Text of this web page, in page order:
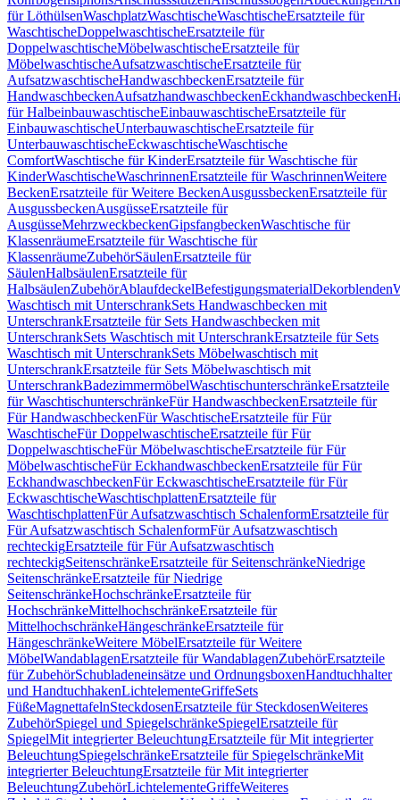
für LöthülsenWaschplatzWaschtischeWaschtischeErsatzteile für
WaschtischeDoppelwaschtischeErsatzteile für
DoppelwaschtischeMöbelwaschtischeErsatzteile für
MöbelwaschtischeAufsatzwaschtischeErsatzteile für
AufsatzwaschtischeHandwaschbeckenErsatzteile für
HandwaschbeckenAufsatzhandwaschbeckenEckhandwaschbecken
für HalbeinbauwaschtischeEinbauwaschtischeErsatzteile für
EinbauwaschtischeUnterbauwaschtischeErsatzteile für
UnterbauwaschtischeEckwaschtischeWaschtische
ComfortWaschtische für KinderErsatzteile für Waschtische für
KinderWaschtischeWaschrinnenErsatzteile für WaschrinnenWeitere
BeckenErsatzteile für Weitere BeckenAusgussbeckenErsatzteile für
AusgussbeckenAusgüsseErsatzteile für
AusgüsseMehrzweckbeckenGipsfangbeckenWaschtische für
KlassenräumeErsatzteile für Waschtische für
KlassenräumeZubehörSäulenErsatzteile für
SäulenHalbsäulenErsatzteile für
HalbsäulenZubehörAblaufdeckelBefestigungsmaterialDekorblenden
Waschtisch mit UnterschrankSets Handwaschbecken mit
UnterschrankErsatzteile für Sets Handwaschbecken mit
UnterschrankSets Waschtisch mit UnterschrankErsatzteile für Sets
Waschtisch mit UnterschrankSets Möbelwaschtisch mit
UnterschrankErsatzteile für Sets Möbelwaschtisch mit
UnterschrankBadezimmermöbelWaschtischunterschränkeErsatzteile
für WaschtischunterschränkeFür HandwaschbeckenErsatzteile für
Für HandwaschbeckenFür WaschtischeErsatzteile für Für
WaschtischeFür DoppelwaschtischeErsatzteile für Für
DoppelwaschtischeFür MöbelwaschtischeErsatzteile für Für
MöbelwaschtischeFür EckhandwaschbeckenErsatzteile für Für
EckhandwaschbeckenFür EckwaschtischeErsatzteile für Für
EckwaschtischeWaschtischplattenErsatzteile für
WaschtischplattenFür Aufsatzwaschtisch SchalenformErsatzteile für
Für Aufsatzwaschtisch SchalenformFür Aufsatzwaschtisch
rechteckigErsatzteile für Für Aufsatzwaschtisch
rechteckigSeitenschränkeErsatzteile für SeitenschränkeNiedrige
SeitenschränkeErsatzteile für Niedrige
SeitenschränkeHochschränkeErsatzteile für
HochschränkeMittelhochschränkeErsatzteile für
MittelhochschränkeHängeschränkeErsatzteile für
HängeschränkeWeitere MöbelErsatzteile für Weitere
MöbelWandablagenErsatzteile für WandablagenZubehörErsatzteile
für ZubehörSchubladeneinsätze und OrdnungsboxenHandtuchhalter
und HandtuchhakenLichtelementeGriffeSets
FüßeMagnettafelnSteckdosenErsatzteile für SteckdosenWeiteres
ZubehörSpiegel und SpiegelschränkeSpiegelErsatzteile für
SpiegelMit integrierter BeleuchtungErsatzteile für Mit integrierter
BeleuchtungSpiegelschränkeErsatzteile für SpiegelschränkeMit
integrierter BeleuchtungErsatzteile für Mit integrierter
BeleuchtungZubehörLichtelementeGriffeWeiteres